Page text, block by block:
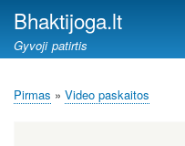
Bhaktijoga.lt
Gyvoji patirtis
Kelias
Pirmas Video paskaitos